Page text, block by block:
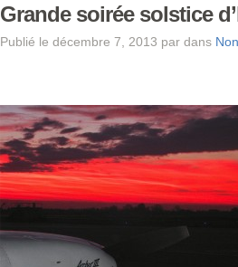
Grande soirée solstice
Publié le décembre 7, 2013 par dans